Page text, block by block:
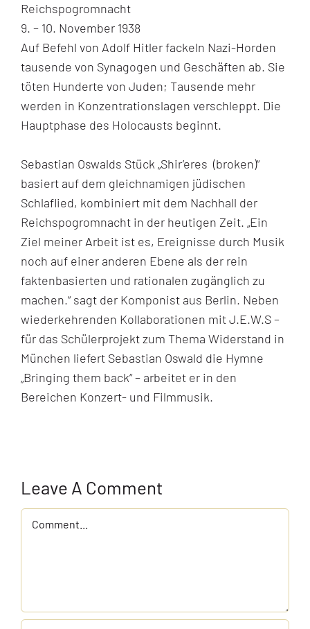
Reichspogromnacht
9. – 10. November 1938
Auf Befehl von Adolf Hitler fackeln Nazi-Horden
tausende von Synagogen und Geschäften ab. Sie
töten Hunderte von Juden; Tausende mehr
werden in Konzentrationslagen verschleppt. Die
Hauptphase des Holocausts beginnt.
Sebastian Oswalds Stück „Shir’eres (broken)“
basiert auf dem gleichnamigen jüdischen
Schlaflied, kombiniert mit dem Nachhall der
Reichspogromnacht in der heutigen Zeit. „Ein
Ziel meiner Arbeit ist es, Ereignisse durch Musik
noch auf einer anderen Ebene als der rein
faktenbasierten und rationalen zugänglich zu
machen.“ sagt der Komponist aus Berlin. Neben
wiederkehrenden Kollaborationen mit J.E.W.S –
für das Schülerprojekt zum Thema Widerstand in
München liefert Sebastian Oswald die Hymne
„Bringing them back“ – arbeitet er in den
Bereichen Konzert- und Filmmusik.
Leave A Comment
Comment